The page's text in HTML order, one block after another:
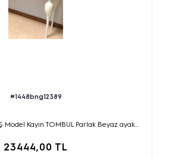
#1448bng12389
Model Kayın TOMBUL Parlak Beyaz ayak...
23444,00 TL